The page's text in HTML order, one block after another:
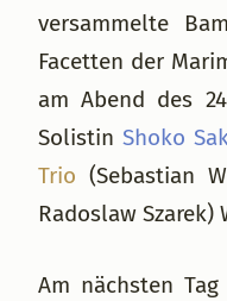
versammelte
Facetten der
am Abend des
SolistinShoko
Trio (Sebastian
Radoslaw Szarek)
Am nächsten